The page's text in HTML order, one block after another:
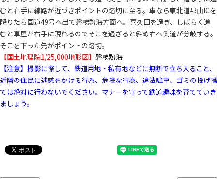
むと右手に線路が近づきポイントの踏切に至る。車なら東北道郡山ICを
降りたら国道49号へ出て磐梯熱海方面へ。喜久田を過ぎ、しばらく進
むと車屋が右手に現れるのでそこを過ぎると斜め右へ側道が分岐する。
そこを下った先がポイントの踏切。
【国土地理院1/25,000地形図】 磐梯熱海
【注意】撮影に際して、鉄道用地・私有地などに無断で立ち入ること、
近隣の住民に迷惑をかける行為、危険な行為、違法駐車、ゴミの投げ捨
ては絶対に行わないでください。マナーを守って鉄道趣味を育てていき
ましょう。